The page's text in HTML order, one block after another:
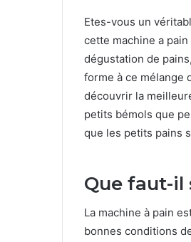
Etes-vous un
cette machine a
dégustation de
forme à ce mélange
découvrir la
petits bémols que
que les petits pains
Que faut-il
La machine à pain
bonnes conditions